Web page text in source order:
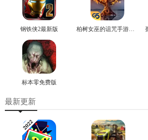
钢铁侠2最新版 柏树女巫的诅咒手游免费版
标本零免费版
最新更新